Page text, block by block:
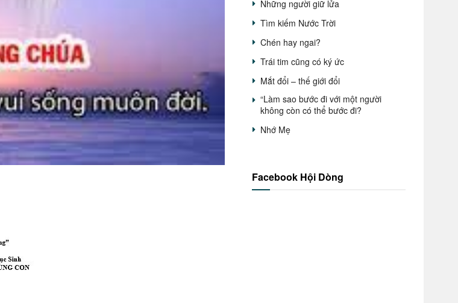
Những người giữ lửa
Tìm kiếm Nước Trời
Chén hay ngai?
Trái tim cũng có ký ức
Mắt đổi – thế giới đổi
“Làm sao bước đi với một người
không còn có thể bước đi?
Nhớ Mẹ
Facebook Hội Dòng